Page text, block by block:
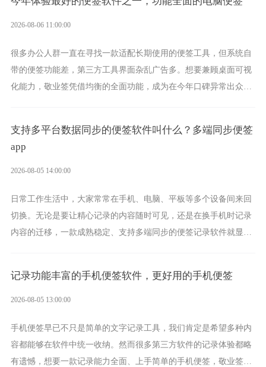
2026-08-06 11:00:00
很多办公人群一直在寻找一款适配长期使用的便签工具，但系统自
带的便签功能差，第三方工具界面杂乱广告多。想要兼顾桌面可视
化能力，敬业签凭借均衡的全面功能，成为在今年口碑异常出众的
支持多平台数据同步的便签软件叫什么？多端同步便签
app
2026-08-05 14:00:00
日常工作生活中，大家常常在手机、电脑、平板等多个设备间来回
切换。无论是要让精心记录的内容随时可见，还是在换手机时记录
内容的迁移，一款成熟稳定、支持多端同步的便签记录软件就显得
记录功能丰富的手机便签软件，更好用的手机便签
2026-08-05 13:00:00
手机便签早已不只是简单的文字记录工具，我们肯定是希望多种内
容都能够在软件中统一收纳。然而很多第三方软件的记录体验都略
有遗憾，想要一款记录能力全面、上手简单的手机便签，敬业签是